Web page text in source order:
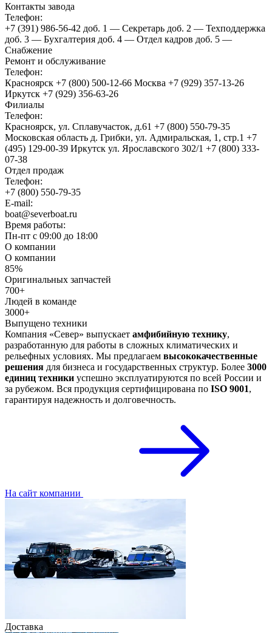
Контакты завода
Телефон:
+7 (391) 986-56-42 доб. 1 — Секретарь доб. 2 — Техподдержка
доб. 3 — Бухгалтерия доб. 4 — Отдел кадров доб. 5 —
Снабжение
Ремонт и обслуживание
Телефон:
Красноярск +7 (800) 500-12-66 Москва +7 (929) 357-13-26
Иркутск +7 (929) 356-63-26
Филиалы
Телефон:
Красноярск, ул. Сплавучасток, д.61 +7 (800) 550-79-35
Московская область д. Грибки, ул. Адмиральская, 1, стр.1 +7
(495) 129-00-39 Иркутск ул. Ярославского 302/1 +7 (800) 333-
07-38
Отдел продаж
Телефон:
+7 (800) 550-79-35
E-mail:
boat@severboat.ru
Время работы:
Пн-пт с 09:00 до 18:00
О компании
О компании
85%
Оригинальных запчастей
700+
Людей в команде
3000+
Выпущено техники
Компания «Север» выпускает амфибийную технику,
разработанную для работы в сложных климатических и
рельефных условиях. Мы предлагаем высококачественные
решения для бизнеса и государственных структур. Более 3000
единиц техники успешно эксплуатируются по всей России и
за рубежом. Вся продукция сертифицирована по ISO 9001,
гарантируя надежность и долговечность.
На сайт компании
Доставка